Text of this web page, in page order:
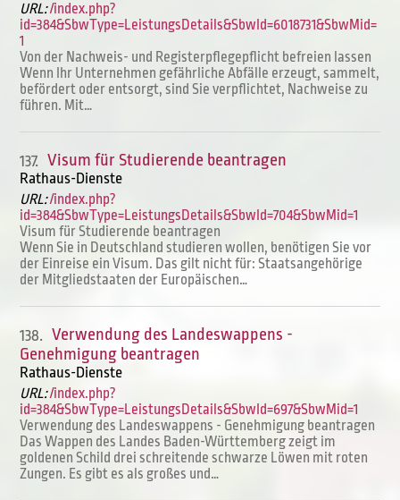
URL:/index.php?
id=384&SbwType=LeistungsDetails&SbwId=6018731&SbwMid=
1
Von der Nachweis- und Registerpflegepflicht befreien lassen
Wenn Ihr Unternehmen gefährliche Abfälle erzeugt, sammelt,
befördert oder entsorgt, sind Sie verpflichtet, Nachweise zu
führen. Mit…
137. Visum für Studierende beantragen
Rathaus-Dienste
URL:/index.php?
id=384&SbwType=LeistungsDetails&SbwId=704&SbwMid=1
Visum für Studierende beantragen
Wenn Sie in Deutschland studieren wollen, benötigen Sie vor
der Einreise ein Visum. Das gilt nicht für: Staatsangehörige
der Mitgliedstaaten der Europäischen…
138. Verwendung des Landeswappens -
Genehmigung beantragen
Rathaus-Dienste
URL:/index.php?
id=384&SbwType=LeistungsDetails&SbwId=697&SbwMid=1
Verwendung des Landeswappens - Genehmigung beantragen
Das Wappen des Landes Baden-Württemberg zeigt im
goldenen Schild drei schreitende schwarze Löwen mit roten
Zungen. Es gibt es als großes und…